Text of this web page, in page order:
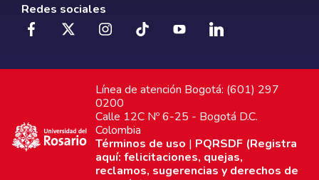
Redes sociales
Línea de atención Bogotá: (601) 297
0200
Calle 12C Nº 6-25 - Bogotá D.C.
Colombia
Términos de uso | PQRSDF (Registra
aquí: felicitaciones, quejas,
reclamos, sugerencias y derechos de